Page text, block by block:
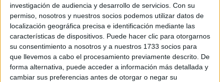
investigación de audiencia y desarrollo de servicios. Con su
permiso, nosotros y nuestros socios podemos utilizar datos de
localización geográfica precisa e identificación mediante las
características de dispositivos. Puede hacer clic para otorgarnos
su consentimiento a nosotros y a nuestros 1733 socios para
que llevemos a cabo el procesamiento previamente descrito. De
forma alternativa, puede acceder a información más detallada y
cambiar sus preferencias antes de otorgar o negar su
Lafase de clasificación comenzará con el duelo alevín
entre Portuarios y CD Puertoa las 10:00 de la mañana
del domingo hasta que elPuerto y Puerto Futsalde
prebenjamín jueguen el 11 de septiembre a las 22:00. Una
vez finalice esa fase, tendrán lugar las eliminatorias en los
dos días siguientes.